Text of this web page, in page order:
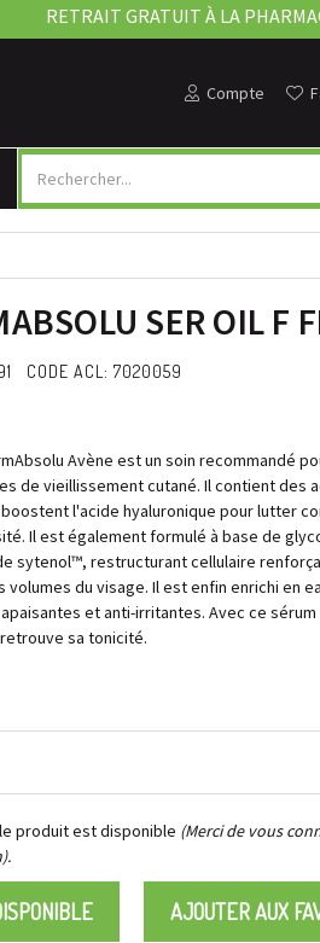
RETRAIT GRATUIT À LA
Compte
SER OIL F
CODE ACL: 7020059
Avène est un soin recommandé
de vieillissement cutané. Il contient des
l'acide hyaluronique pour lutter
Il est également formulé à base de
sytenol™, restructurant cellulaire
du visage. Il est enfin enrichi en
et anti-irritantes. Avec ce
sa tonicité.
produit est disponible (Merci de vous
AJOUTER AUX